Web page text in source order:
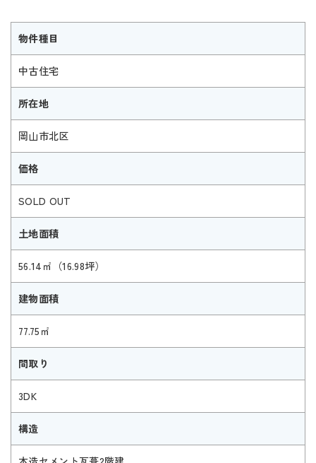
物件種目
中古住宅
所在地
岡山市北区
価格
SOLD OUT
土地面積
56.14㎡（16.98坪）
建物面積
77.75㎡
間取り
3DK
構造